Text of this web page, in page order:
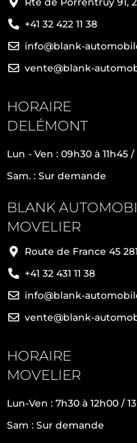
+41 32 422 11 38
info@blank-
vente@blank-
HORAIRE
DELÉMONT
Lun - Ven : 09h30 à 11h45
Sam. : Sur demande
BLANK
MOVELIER
Route de France 45
+41 32 431 11 38
info@blank-
vente@blank-
HORAIRE
MOVELIER
Lun-Ven : 7h30 à 12h00 /
Sam : Sur demande